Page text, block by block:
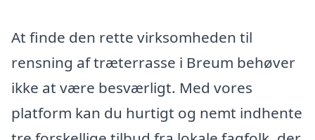
At finde den rette virksomheden til
rensning af træterrasse i Breum behøver
ikke at være besværligt. Med vores
platform kan du hurtigt og nemt indhente